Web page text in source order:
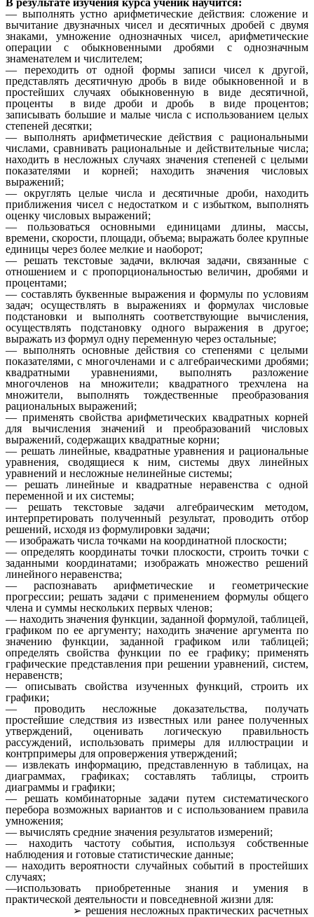
В результате изучения курса ученик научится:
— выполнять устно арифметические действия: сложение и
вычитание двузначных чисел и десятичных дробей с двумя
знаками, умножение однозначных чисел, арифметические
операции с обыкновенными дробями с однозначным
знаменателем и числителем;
— переходить от одной формы записи чисел к другой,
представлять десятичную дробь в виде обыкновенной и в
простейших случаях обыкновенную в виде десятичной,
проценты в виде дроби и дробь в виде процентов;
записывать большие и малые числа с использованием целых
степеней десятки;
— выполнять арифметические действия с рациональными
числами, сравнивать рациональные и действительные числа;
находить в несложных случаях значения степеней с целыми
показателями и корней; находить значения числовых
выражений;
— округлять целые числа и десятичные дроби, находить
приближения чисел с недостатком и с избытком, выполнять
оценку числовых выражений;
— пользоваться основными единицами длины, массы,
времени, скорости, площади, объема; выражать более крупные
единицы через более мелкие и наоборот;
— решать текстовые задачи, включая задачи, связанные с
отношением и с пропорциональностью величин, дробями и
процентами;
— составлять буквенные выражения и формулы по условиям
задач; осуществлять в выражениях и формулах числовые
подстановки и выполнять соответствующие вычисления,
осуществлять подстановку одного выражения в другое;
выражать из формул одну переменную через остальные;
— выполнять основные действия со степенями с целыми
показателями, с многочленами и с алгебраическими дробями;
квадратными уравнениями, выполнять разложение
многочленов на множители; квадратного трехчлена на
множители, выполнять тождественные преобразования
рациональных выражений;
— применять свойства арифметических квадратных корней
для вычисления значений и преобразований числовых
выражений, содержащих квадратные корни;
— решать линейные, квадратные уравнения и рациональные
уравнения, сводящиеся к ним, системы двух линейных
уравнений и несложные нелинейные системы;
— решать линейные и квадратные неравенства с одной
переменной и их системы;
— решать текстовые задачи алгебраическим методом,
интерпретировать полученный результат, проводить отбор
решений, исходя из формулировки задачи;
— изображать числа точками на координатной плоскости;
— определять координаты точки плоскости, строить точки с
заданными координатами; изображать множество решений
линейного неравенства;
— распознавать арифметические и геометрические
прогрессии; решать задачи с применением формулы общего
члена и суммы нескольких первых членов;
— находить значения функции, заданной формулой, таблицей,
графиком по ее аргументу; находить значение аргумента по
значению функции, заданной графиком или таблицей;
определять свойства функции по ее графику; применять
графические представления при решении уравнений, систем,
неравенств;
— описывать свойства изученных функций, строить их
графики;
— проводить несложные доказательства, получать
простейшие следствия из известных или ранее полученных
утверждений, оценивать логическую правильность
рассуждений, использовать примеры для иллюстрации и
контрпримеры для опровержения утверждений;
— извлекать информацию, представленную в таблицах, на
диаграммах, графиках; составлять таблицы, строить
диаграммы и графики;
— решать комбинаторные задачи путем систематического
перебора возможных вариантов и с использованием правила
умножения;
— вычислять средние значения результатов измерений;
— находить частоту события, используя собственные
наблюдения и готовые статистические данные;
— находить вероятности случайных событий в простейших
случаях;
—использовать приобретенные знания и умения в
практической деятельности и повседневной жизни для:
решения несложных практических расчетных